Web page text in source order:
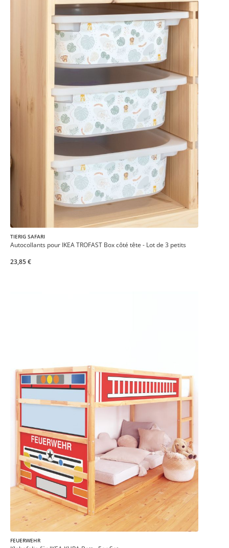
TIERIG SAFARI
Autocollants pour IKEA TROFAST Box côté tête - Lot de 3 petits
23,85 €
FEUERWEHR